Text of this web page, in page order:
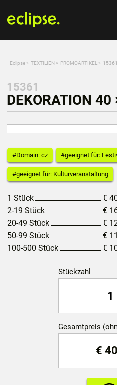
Eclipse » TEXTILIEN » PROMOARTIKEL »
15361
DEKORATION 40
#Domain: cz #geeignet für:
#geeignet für: Kulturveranstaltung
1 Stück €
2-19 Stück
€
20-49 Stück
€
50-99 Stück
€
100-500 Stück
€
Stückzahl
Gesamtpreis
€